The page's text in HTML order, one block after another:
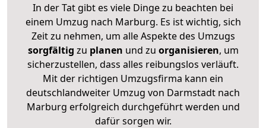
In der Tat gibt es viele Dinge zu beachten bei
einem Umzug nach Marburg. Es ist wichtig, sich
Zeit zu nehmen, um alle Aspekte des Umzugs
sorgfältig zu planen und zu organisieren, um
sicherzustellen, dass alles reibungslos verläuft.
Mit der richtigen Umzugsfirma kann ein
deutschlandweiter Umzug von Darmstadt nach
Marburg erfolgreich durchgeführt werden und
dafür sorgen wir.